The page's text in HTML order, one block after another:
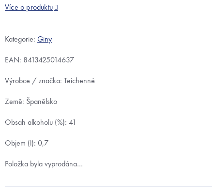
Kategorie: Giny
EAN: 8413425014637
Výrobce / značka: Teichenné
Země: Španělsko
Obsah alkoholu (%): 41
Objem (l): 0,7
Položka byla vyprodána…
Více o produktu